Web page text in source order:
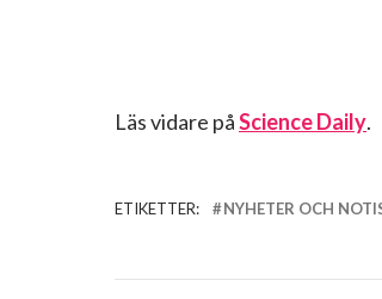
Läs vidare påScience Daily.
ETIKETTER: NYHETER OCH